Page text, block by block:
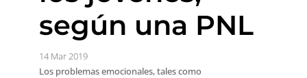
según una PNL
14 Mar 2019
Los problemas emocionales, tales como